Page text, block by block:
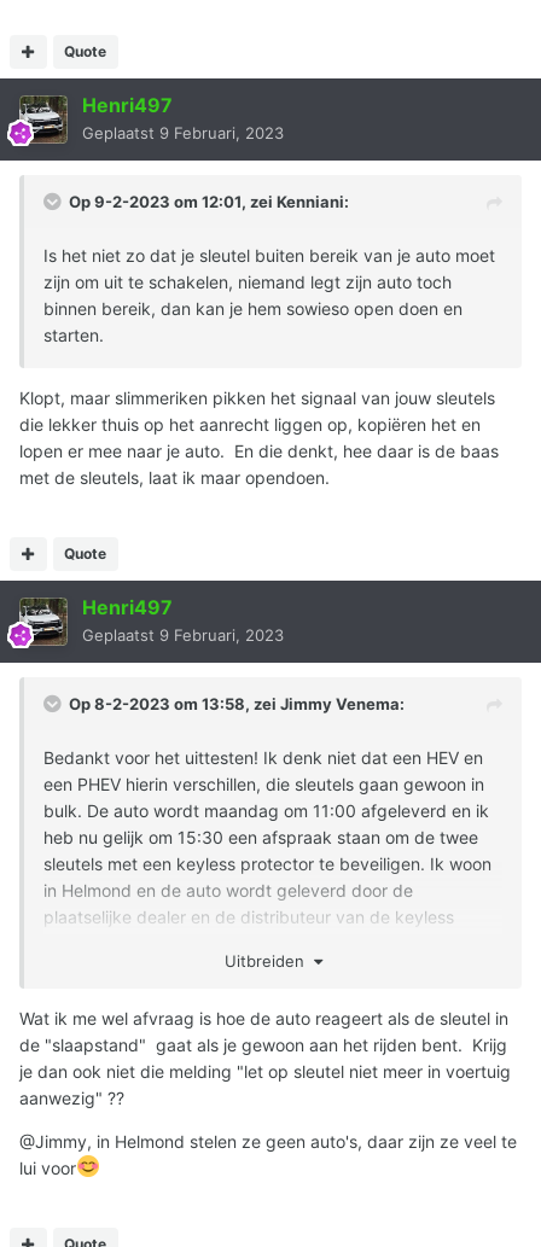
Quote
Henri497
Geplaatst 9 Februari, 2023
Op 9-2-2023 om 12:01, zei Kenniani:
Is het niet zo dat je sleutel buiten bereik van je auto moet
zijn om uit te schakelen, niemand legt zijn auto toch
binnen bereik, dan kan je hem sowieso open doen en
starten.
Klopt, maar slimmeriken pikken het signaal van jouw sleutels
die lekker thuis op het aanrecht liggen op, kopiëren het en
lopen er mee naar je auto. En die denkt, hee daar is de baas
met de sleutels, laat ik maar opendoen.
Quote
Henri497
Geplaatst 9 Februari, 2023
Op 8-2-2023 om 13:58, zei Jimmy Venema:
Bedankt voor het uittesten! Ik denk niet dat een HEV en
een PHEV hierin verschillen, die sleutels gaan gewoon in
bulk. De auto wordt maandag om 11:00 afgeleverd en ik
heb nu gelijk om 15:30 een afspraak staan om de twee
sleutels met een keyless protector te beveiligen. Ik woon
in Helmond en de auto wordt geleverd door de
plaatselijke dealer en de distributeur van de keyless
hieronder een link, want ik kan mij voorstellen dat meer
mensen zich wat veiliger willen voelen mbt het heel
eenvoudig stelen van hun auto:
https://www.fleetaccess.nl/keyless-protector/
Uitbreiden
Wat ik me wel afvraag is hoe de auto reageert als de sleutel in
de "slaapstand" gaat als je gewoon aan het rijden bent. Krijg
je dan ook niet die melding "let op sleutel niet meer in voertuig
aanwezig" ??
@Jimmy, in Helmond stelen ze geen auto's, daar zijn ze veel te
lui voor